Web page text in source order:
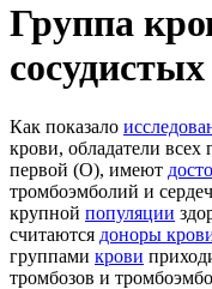
Группа
Как показало
крови, обладатели
первой (О), имеют
тромбоэмболий и
крупной популяции
считаются доноры
группами крови
тромбозов и